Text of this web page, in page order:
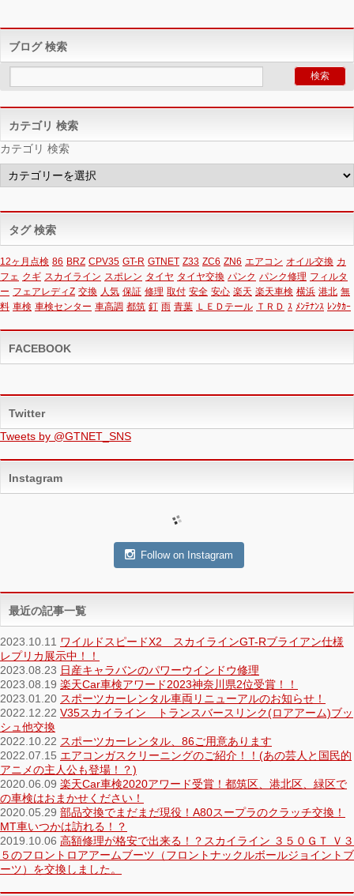
ブログ 検索
カテゴリ 検索
カテゴリ 検索
タグ 検索
12ヶ月点検 86 BRZ CPV35 GT-R GTNET Z33 ZC6 ZN6 エアコン オイル交換 カ
フェ クギ スカイライン スポレン タイヤ タイヤ交換 パンク パンク修理 フィルタ
ー フェアレディZ 交換 人気 保証 修理 取付 安全 安心 楽天 楽天車検 横浜 港北 無
料 車検 車検センター 車高調 都筑 釘 雨 青葉 ＬＥＤテール ＴＲＤ ｽ ﾒﾝﾃﾅﾝｽ ﾚﾝﾀｶｰ
FACEBOOK
Twitter
Tweets by @GTNET_SNS
Instagram
Follow on Instagram
最近の記事一覧
2023.10.11 ワイルドスピードX2 スカイラインGT-Rブライアン仕様
レプリカ展示中！！
2023.08.23 日産キャラバンのパワーウインドウ修理
2023.08.19 楽天Car車検アワード2023神奈川県2位受賞！！
2023.01.20 スポーツカーレンタル車両リニューアルのお知らせ！
2022.12.22 V35スカイライン トランスバースリンク(ロアアーム)ブッ
シュ他交換
2022.10.22 スポーツカーレンタル、86ご用意あります
2022.07.15 エアコンガスクリーニングのご紹介！！(あの芸人と国民的
アニメの主人公も登場！？)
2020.06.09 楽天Car車検2020アワード受賞！都筑区、港北区、緑区で
の車検はおまかせください！
2020.05.29 部品交換でまだまだ現役！A80スープラのクラッチ交換！
MT車いつかは訪れる！？
2019.10.06 高額修理が格安で出来る！？スカイライン ３５０ＧＴ Ｖ３
５のフロントロアアームブーツ（フロントナックルボールジョイントブ
ーツ）を交換しました。